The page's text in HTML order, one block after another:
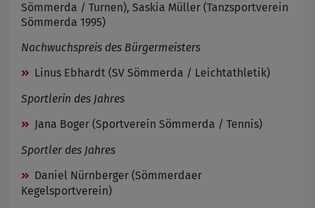
Sömmerda / Turnen), Saskia Müller (Tanzsportverein
Sömmerda 1995)
Nachwuchspreis des Bürgermeisters
Linus Ebhardt (SV Sömmerda / Leichtathletik)
Sportlerin des Jahres
Jana Boger (Sportverein Sömmerda / Tennis)
Sportler des Jahres
Daniel Nürnberger (Sömmerdaer
Kegelsportverein)